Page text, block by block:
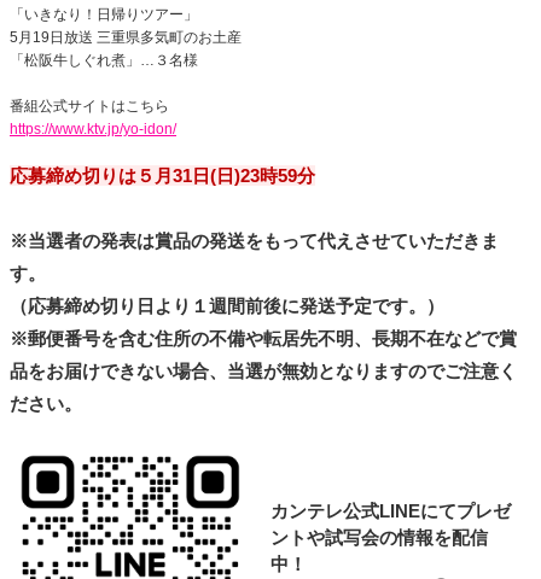
「いきなり！日帰りツアー」
5月19日放送 三重県多気町のお土産
「松阪牛しぐれ煮」…３名様
番組公式サイトはこちら
https://www.ktv.jp/yo-idon/
応募締め切りは５月31日(日)23時59分
※当選者の発表は賞品の発送をもって代えさせていただきま
す。
（応募締め切り日より１週間前後に発送予定です。）
※郵便番号を含む住所の不備や転居先不明、長期不在などで賞
品をお届けできない場合、当選が無効となりますのでご注意く
ださい。
カンテレ公式LINEにてプレゼ
ントや試写会の情報を配信
中！